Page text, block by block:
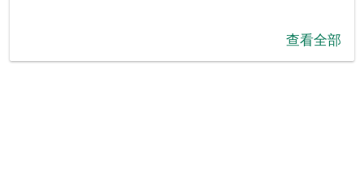
查看全部